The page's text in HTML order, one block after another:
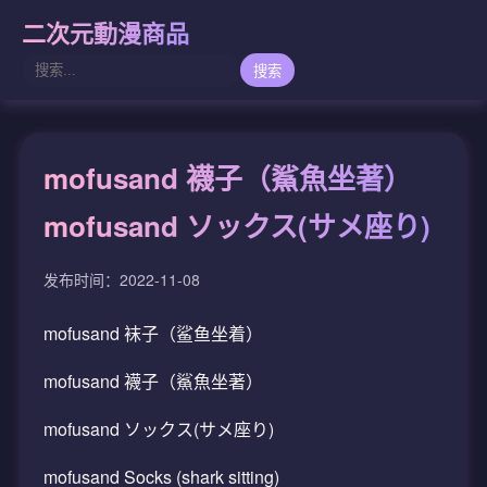
二次元動漫商品
搜索
mofusand 襪子（鯊魚坐著）
mofusand ソックス(サメ座り)
发布时间：2022-11-08
mofusand 袜子（鲨鱼坐着）
mofusand 襪子（鯊魚坐著）
mofusand ソックス(サメ座り)
mofusand Socks (shark sitting)